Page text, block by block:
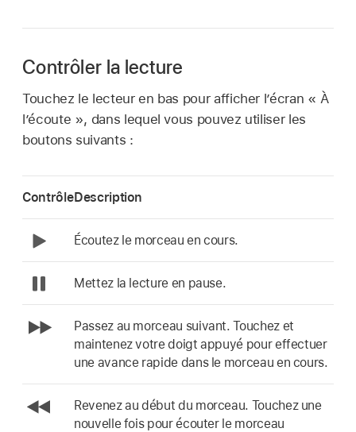
Contrôler la lecture
Touchez le lecteur en bas pour afficher l’écran « À
l’écoute », dans lequel vous pouvez utiliser les
boutons suivants :
ContrôleDescription
Écoutez le morceau en cours.
Mettez la lecture en pause.
Passez au morceau suivant. Touchez et
maintenez votre doigt appuyé pour effectuer
une avance rapide dans le morceau en cours.
Revenez au début du morceau. Touchez une
nouvelle fois pour écouter le morceau